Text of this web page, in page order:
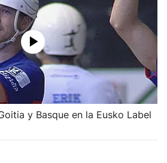
y Basque en la Eusko Label